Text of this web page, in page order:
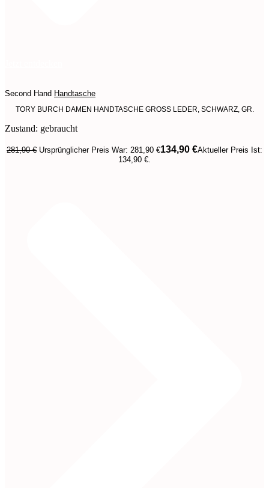
Second Hand Handtasche
TORY BURCH DAMEN HANDTASCHE GROSS LEDER, SCHWARZ, GR.
Zustand: gebraucht
281,90€ Ursprünglicher Preis War: 281,90 €134,90 €Aktueller Preis Ist:
134,90 €.